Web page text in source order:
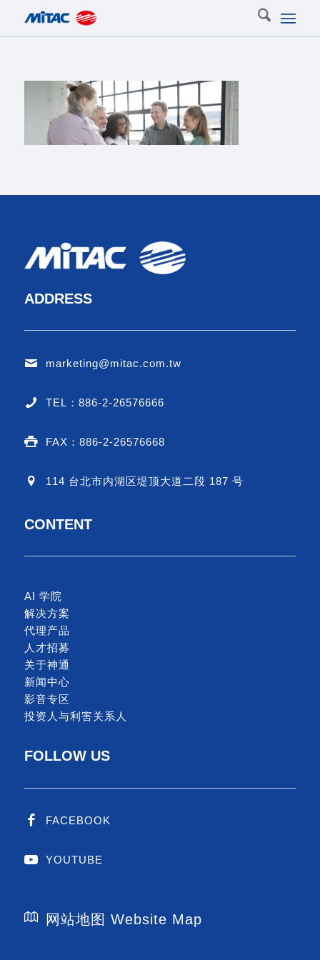
ADDRESS
marketing@mitac.com.tw
TEL：886-2-26576666
FAX：886-2-26576668
114 台北市内湖区堤顶大道二段 187 号
CONTENT
AI 学院
解决方案
代理产品
人才招募
关于神通
新闻中心
影音专区
投资人与利害关系人
FOLLOW US
FACEBOOK
YOUTUBE
网站地图 Website Map